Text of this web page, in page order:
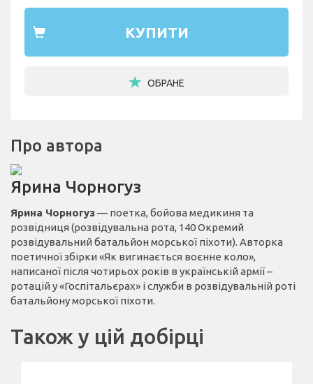
КУПИТИ
ОБРАНЕ
Про автора
Ярина Чорногуз
Ярина Чорногуз— поетка, бойова медикиня та
розвідниця (розвідувальна рота, 140 Окремий
розвідувальний батальйон морської піхоти). Авторка
поетичної збірки «Як вигинається воєнне коло»,
написаної після чотирьох років в українській армії –
ротацій у «Госпітальєрах» і служби в розвідувальній роті
батальйону морської піхоти.
Також у цій добірці